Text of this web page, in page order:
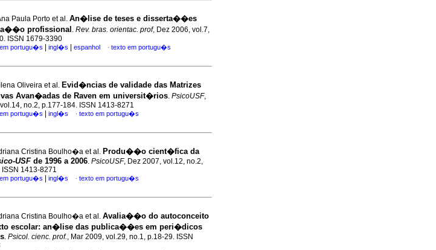
Paula Porto et al. An�lise de teses e disserta��es
profissional . Rev. bras. orientac. prof, Dez 2006, vol.7,
ISSN 1679-3390
portugu�s ingl�s espanhol · texto em portugu�s
Oliveira et al. Evid�ncias de validade das Matrizes
Avan�adas de Raven em universit�rios. PsicoUSF,
no.2, p.177-184. ISSN 1413-8271
portugu�s ingl�s · texto em portugu�s
Cristina Boulho�a et al. Produ��o cient�fica da
USFde 1996 a 2006. PsicoUSF, Dez 2007, vol.12, no.2,
1413-8271
portugu�s ingl�s · texto em portugu�s
Cristina Boulho�a et al. Avalia��o do autoconceito
escolar: an�lise das publica��es em peri�dicos
. Psicol. cienc. prof., Mar 2009, vol.29, no.1, p.18-29. ISSN